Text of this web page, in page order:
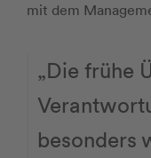
mit dem
Die frühe
besonders